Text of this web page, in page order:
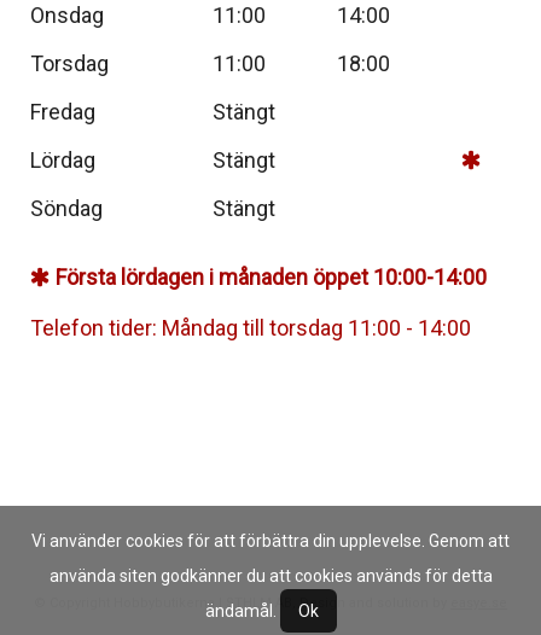
Vi använder cookies för att förbättra din upplevelse. Genom att
använda siten godkänner du att cookies används för detta
ändamål.
Ok
Onsdag
11:00
14:00
Torsdag
11:00
18:00
Fredag
Stängt
Lördag
Stängt
Söndag
Stängt
Första lördagen i månaden öppet 10:00-14:00
Telefon tider: Måndag till torsdag 11:00 - 14:00
© Copyright Hobbybutikerna I STHLM AB, Design and solution by